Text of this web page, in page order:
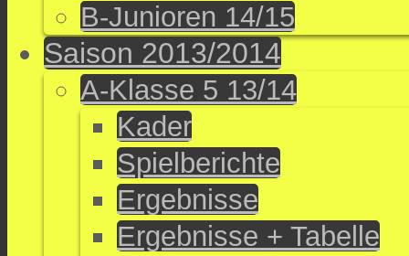
B-Junioren 14/15
Saison 2013/2014
A-Klasse 5 13/14
Kader
Spielberichte
Ergebnisse
Ergebnisse + Tabelle